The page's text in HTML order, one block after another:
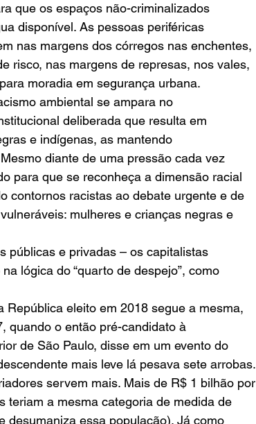
que os espaços não-criminalizados
disponível. As pessoas periféricas
nas margens dos córregos nas enchentes,
risco, nas margens de represas, nos vales,
moradia em segurança urbana.
ambiental se ampara no
deliberada que resulta em
e indígenas, as mantendo
diante de uma pressão cada vez
para que se reconheça a dimensão racial
contornos racistas ao debate urgente e de
mulheres e crianças negras e
públicas e privadas – os capitalistas
lógica do “quarto de despejo”, como
eleito em 2018 segue a mesma,
quando o então pré-candidato à
de São Paulo, disse em um evento do
mais leve lá pesava sete arrobas.
servem mais. Mais de R$ 1 bilhão por
teriam a mesma categoria de medida de
desumaniza essa população). Já como